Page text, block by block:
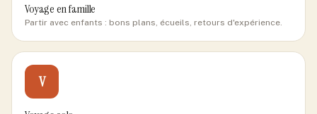
Voyage en famille
Partir avec enfants : bons plans, écueils, retours d'expérience.
V